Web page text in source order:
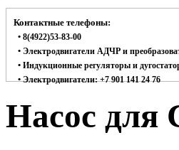
Контактные телефоны:
• 8(4922)53-83-00
• Электродвигатели АДЧР и
• Индукционные регуляторы и
• Электродвигатели: +7 901 141 24 76
Насос